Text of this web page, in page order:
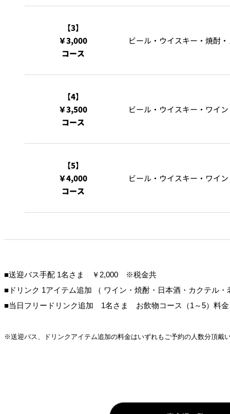
【3】
￥3,000
コース
ビール・ウイスキー・焼酎
【4】
￥3,500
コース
ビール・ウイスキー・ワイ
【5】
￥4,000
コース
ビール・ウイスキー・ワイ
■送迎バス手配 1名さま ￥2,000 ※税金共
■ドリンク 1アイテム追加 （ ワイン・焼酎・日本酒・カクテ
■当日フリードリンク追加 1名さま お飲物コース（1～5）料金
※送迎バス、 ドリンクアイテム追加の料金はいずれもご予約の人数分頂戴